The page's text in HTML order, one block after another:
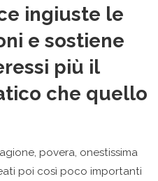
ingiuste le
e sostiene
più il
che quello
povera, onestissima
poi così poco importanti